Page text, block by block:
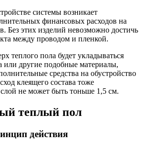
системы возникает
финансовых расходов на
Без этих изделий невозможно достичь
между проводом и пленкой.
теплого пола будет укладываться
или другие подобные материалы,
средства на обустройство
клеящего состава тоже
слой не может быть тоньше 1,5 см.
теплый пол
действия